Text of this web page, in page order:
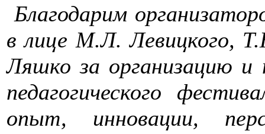
Благодарим
в лице М.Л. Левицкого,
Ляшко за организацию и
педагогического
опыт, инновации,